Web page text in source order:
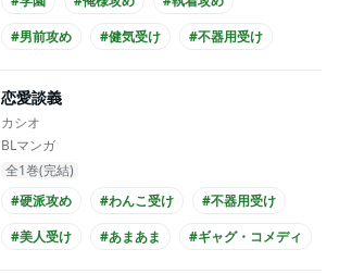
#男前攻め
#健気受け
#不器用受け
#高校生攻め
恋愛談義
カシオ
BLマンガ
全1巻(完結)
#硬派攻め
#わんこ受け
#不器用受け
#美人受け
#あまあま
#ギャグ・コメディ